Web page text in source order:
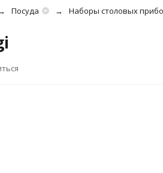
Посуда Наборы столовых